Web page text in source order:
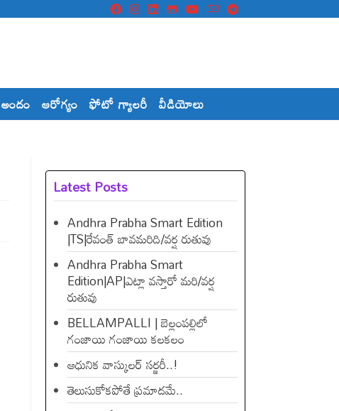
అందం ఆరోగ్యం ఫోటో గ్యాలరీ వీడియోలు
Latest Posts
Andhra Prabha Smart Edition
|TS|రేవంత్​ బావమరిది/వర్ష రుతువు
Andhra Prabha Smart
Edition|AP|ఎట్లా వస్తారో మరి/వర్ష
రుతువు
BELLAMPALLI | బెల్లంపల్లిలో
గంజాయి గంజాయి కలకలం
ఆధునిక వాస్కులర్ సర్జరీ..!
తెలుసుకోకపోతే ప్రమాదమే..